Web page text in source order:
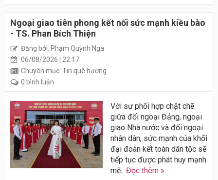
Ngoại giao tiên phong kết nối sức mạnh kiều bào
- TS. Phan Bích Thiện
Đăng bởi: Phạm Quỳnh Nga
06/08/2026 | 22:17
Chuyên mục: Tin quê hương
0 bình luận
Với sự phối hợp chặt chẽ
giữa đối ngoại Đảng, ngoại
giao Nhà nước và đối ngoại
nhân dân, sức mạnh của khối
đại đoàn kết toàn dân tộc sẽ
tiếp tục được phát huy mạnh
mẽ. Đọc thêm »